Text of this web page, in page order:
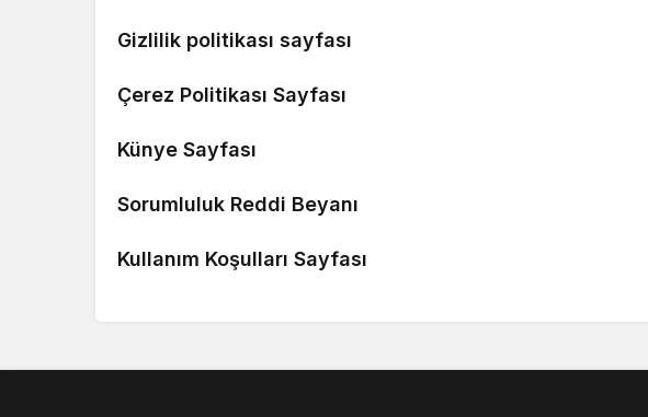
Gizlilik politikası sayfası
Çerez Politikası Sayfası
Künye Sayfası
Sorumluluk Reddi Beyanı
Kullanım Koşulları Sayfası